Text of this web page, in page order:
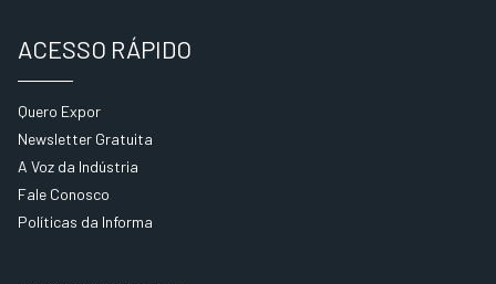
ACESSO RÁPIDO
Quero Expor
Newsletter Gratuita
A Voz da Indústria
Fale Conosco
Políticas da Informa